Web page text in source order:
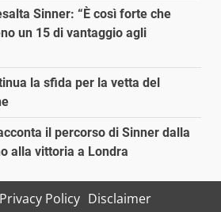
Sinner: “È così forte che
un 15 di vantaggio agli
la sfida per la vetta del
il percorso di Sinner dalla
alla vittoria a Londra
Privacy Policy Disclaimer